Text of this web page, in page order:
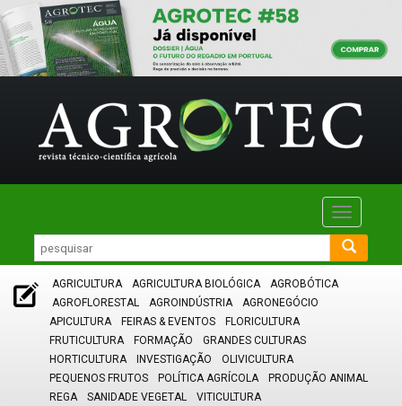
Toggle
AGRICULTURA AGRICULTURA BIOLÓGICA
AGROBÓTICA
AGROFLORESTAL
AGROINDÚSTRIA
AGRONEGÓCIO
APICULTURA
FEIRAS & EVENTOS
FLORICULTURA
FRUTICULTURA
FORMAÇÃO
GRANDES CULTURAS
HORTICULTURA
INVESTIGAÇÃO
OLIVICULTURA
PEQUENOS FRUTOS
POLÍTICA AGRÍCOLA
PRODUÇÃO ANIMAL
REGA
SANIDADE VEGETAL VITICULTURA